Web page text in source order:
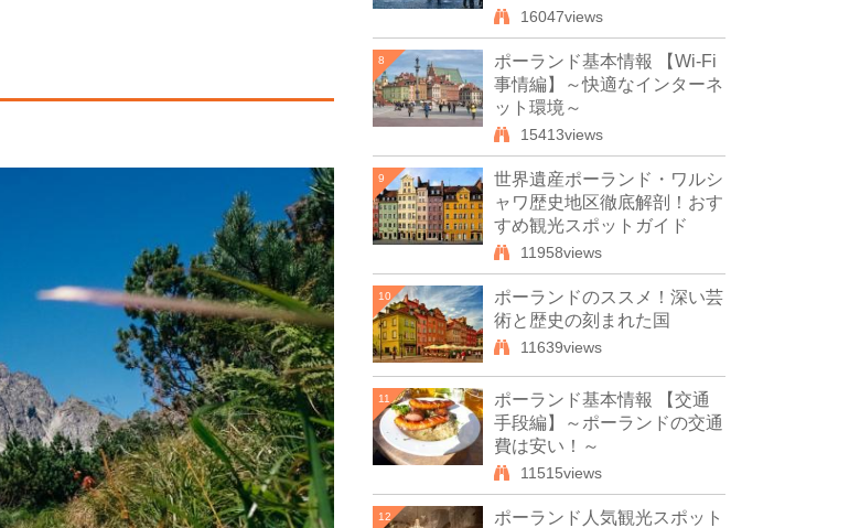
16047views
8
ポーランド基本情報 【Wi-Fi
事情編】～快適なインターネ
ット環境～
15413views
9
世界遺産ポーランド・ワルシ
ャワ歴史地区徹底解剖！おす
すめ観光スポットガイド
11958views
10
ポーランドのススメ！深い芸
術と歴史の刻まれた国
11639views
11
ポーランド基本情報 【交通
手段編】～ポーランドの交通
費は安い！～
11515views
12
ポーランド人気観光スポット